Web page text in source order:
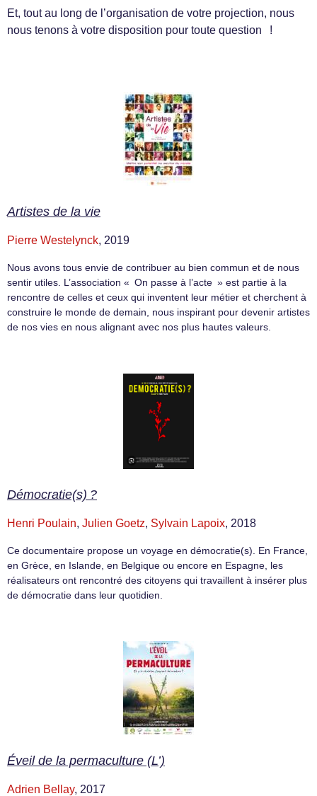
Et, tout au long de l’organisation de votre projection, nous
nous tenons à votre disposition pour toute question !
Artistes de la vie
Pierre Westelynck, 2019
Nous avons tous envie de contribuer au bien commun et de nous
sentir utiles. L’association « On passe à l’acte » est partie à la
rencontre de celles et ceux qui inventent leur métier et cherchent à
construire le monde de demain, nous inspirant pour devenir artistes
de nos vies en nous alignant avec nos plus hautes valeurs.
Démocratie(s) ?
Henri Poulain, Julien Goetz, Sylvain Lapoix, 2018
Ce documentaire propose un voyage en démocratie(s). En France,
en Grèce, en Islande, en Belgique ou encore en Espagne, les
réalisateurs ont rencontré des citoyens qui travaillent à insérer plus
de démocratie dans leur quotidien.
Éveil de la permaculture (L’)
Adrien Bellay, 2017